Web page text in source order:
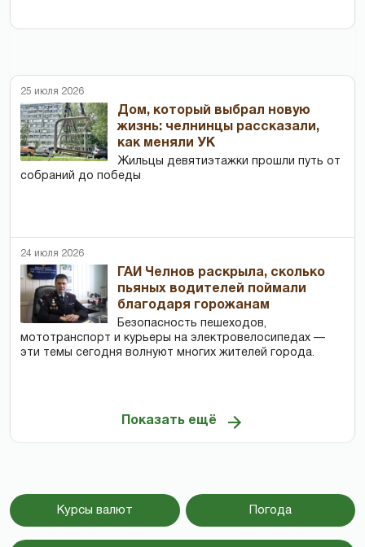
25 июля 2026
Дом, который выбрал новую
жизнь: челнинцы рассказали,
как меняли УК
Жильцы девятиэтажки прошли путь от
собраний до победы
24 июля 2026
ГАИ Челнов раскрыла, сколько
пьяных водителей поймали
благодаря горожанам
Безопасность пешеходов,
мототранспорт и курьеры на электровелосипедах —
эти темы сегодня волнуют многих жителей города.
Показать ещё
Курсы валют Погода